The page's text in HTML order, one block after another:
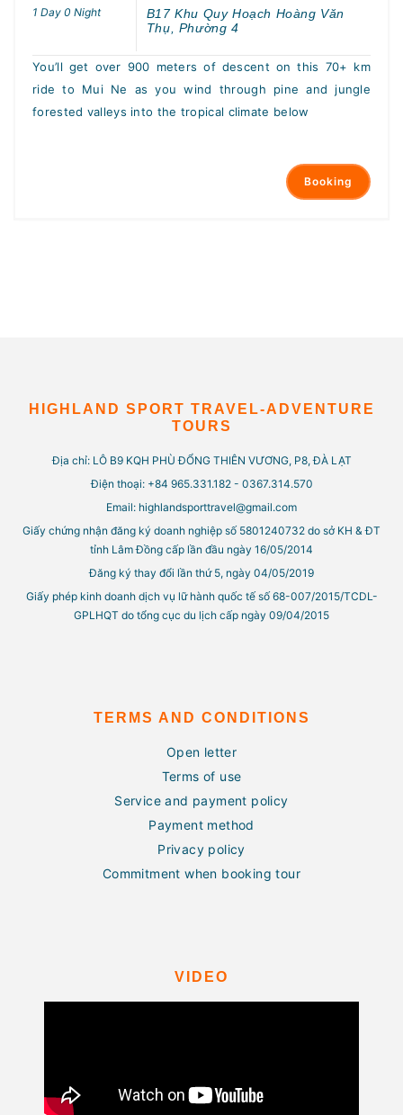
1 Day 0 Night
B17 Khu Quy Hoạch Hoàng Văn
Thụ, Phường 4
You’ll get over 900 meters of descent on this 70+ km
ride to Mui Ne as you wind through pine and jungle
forested valleys into the tropical climate below
Booking
HIGHLAND SPORT TRAVEL-ADVENTURE
TOURS
Địa chỉ: LÔ B9 KQH PHÙ ĐỔNG THIÊN VƯƠNG, P8, ĐÀ LẠT
Điện thoại: +84 965.331.182 - 0367.314.570
Email: highlandsporttravel@gmail.com
Giấy chứng nhận đăng ký doanh nghiệp số 5801240732 do sở KH & ĐT
tỉnh Lâm Đồng cấp lần đầu ngày 16/05/2014
Đăng ký thay đổi lần thứ 5, ngày 04/05/2019
Giấy phép kinh doanh dịch vụ lữ hành quốc tế số 68-007/2015/TCDL-
GPLHQT do tổng cục du lịch cấp ngày 09/04/2015
TERMS AND CONDITIONS
Open letter
Terms of use
Service and payment policy
Payment method
Privacy policy
Commitment when booking tour
VIDEO